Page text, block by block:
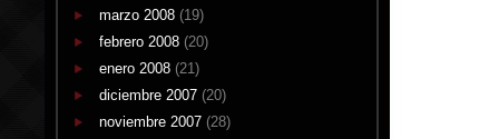
marzo 2008 (19)
febrero 2008 (20)
enero 2008 (21)
diciembre 2007 (20)
noviembre 2007 (28)